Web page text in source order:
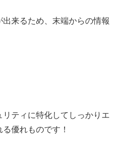
来るため、末端からの情報
ティに特化してしっかりエ
優れものです！